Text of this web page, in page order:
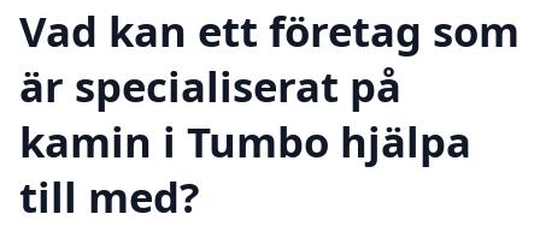
Vad kan ett företag som
är specialiserat på
kamin i Tumbo hjälpa
till med?